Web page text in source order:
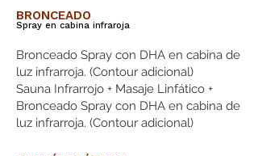
BRONCEADO
Spray en cabina infraroja
Bronceado Spray con DHA en cabina de
luz infrarroja. (Contour adicional)
Sauna Infrarrojo + Masaje Linfático +
Bronceado Spray con DHA en cabina de
luz infrarroja. (Contour adicional)